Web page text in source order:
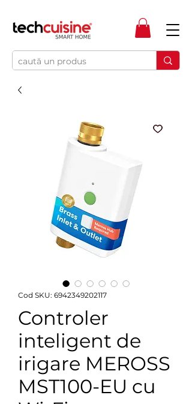
Cod SKU: 6942349202117
Controler
inteligent de
irigare MEROSS
MST100-EU cu